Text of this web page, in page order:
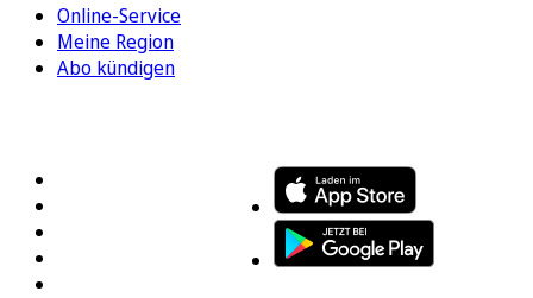
Online-Service
Meine Region
Abo kündigen